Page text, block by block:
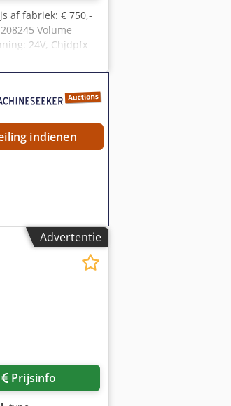
af fabriek: € 750,-
Volume
24V, Chjdpfx
kg Staat: goed
indienen
Advertentie
Prijsinfo